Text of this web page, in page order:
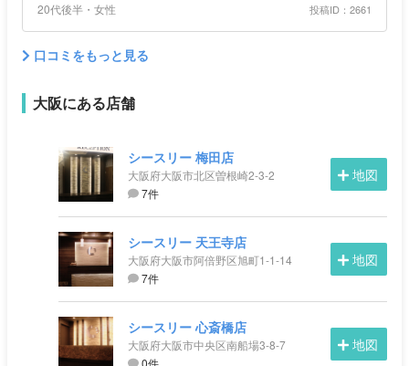
20代後半・女性 投稿ID：2661
口コミをもっと見る
大阪にある店舗
シースリー 梅田店
大阪府大阪市北区曽根崎2-3-2
7件
地図
シースリー 天王寺店
大阪府大阪市阿倍野区旭町1-1-14
7件
地図
シースリー 心斎橋店
大阪府大阪市中央区南船場3-8-7
0件
地図